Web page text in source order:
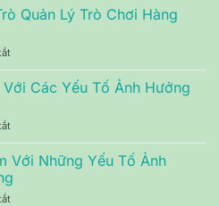
Top
Hữu
Ích
Kèo
Tv
Tảng
Theo
Hàng
Đầu
Năm
Quản Lý Trò Chơi Hàng
PAGCOR
Và
Vai
Lý
Trò
Chơi
Hàng
Các Yếu Tố Ảnh Hưởng
Kép
Lệch
79King
Với
Với Những Yếu Tố Ảnh